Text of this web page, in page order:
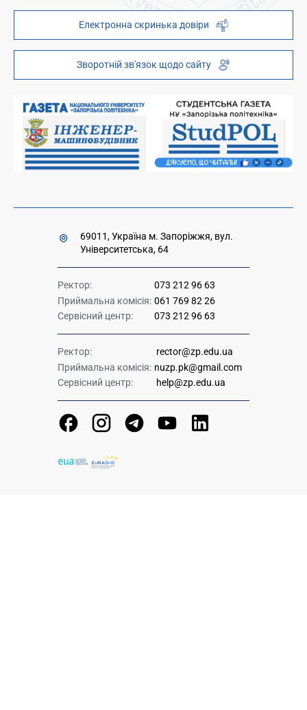
Наукова бібліотека
Телефонний довідник
Інституційний репозиторій
ZP - QR code
Молодіжний хаб «FREETIME»
Платні послуги
Накази та розпорядження для оприлюднення
Міністерство освіти і науки України
Урядова "гаряча лінія" 1545
Електронна скринька довіри
Зворотній зв'язок щодо сайту
69011, Україна м. Запоріжжя, вул.
Університетська, 64
Ректор:
073 212 96 63
Приймальна комісія: 061 769 82 26
Сервісний центр:
073 212 96 63
Ректор:
rector@zp.edu.ua
Приймальна комісія: nuzp.pk@gmail.com
Сервісний центр:
help@zp.edu.ua